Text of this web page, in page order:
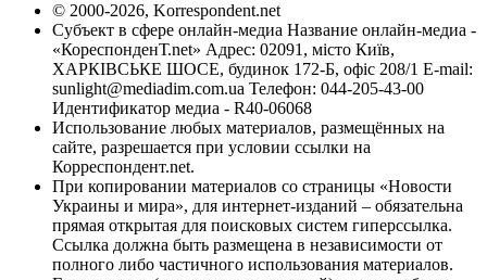
© 2000-2026, Korrespondent.net
Субъект в сфере онлайн-медиа Название онлайн-медиа -
«КореспонденТ.net» Адрес: 02091, місто Київ,
ХАРКІВСЬКЕ ШОСЕ, будинок 172-Б, офіс 208/1 E-mail:
sunlight@mediadim.com.ua Телефон: 044-205-43-00
Идентификатор медиа - R40-06068
Использование любых материалов, размещённых на
сайте, разрешается при условии ссылки на
Корреспондент.net.
При копировании материалов со страницы «Новости
Украины и мира», для интернет-изданий – обязательна
прямая открытая для поисковых систем гиперссылка.
Ссылка должна быть размещена в независимости от
полного либо частичного использования материалов.